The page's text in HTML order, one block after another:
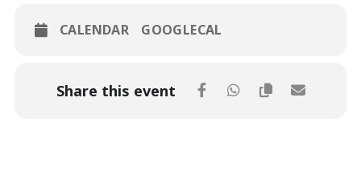
CALENDAR GOOGLECAL
Share this event